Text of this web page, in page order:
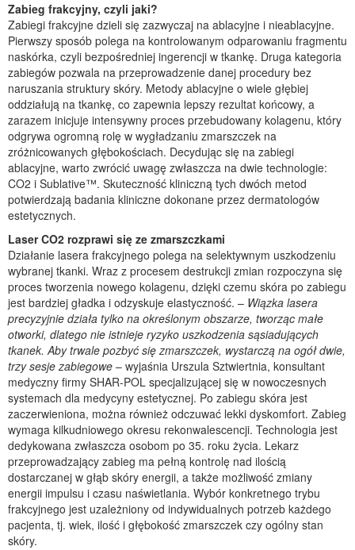
Zabieg frakcyjny, czyli jaki?
Zabiegi frakcyjne dzieli się zazwyczaj na ablacyjne i nieablacyjne.
Pierwszy sposób polega na kontrolowanym odparowaniu fragmentu
naskórka, czyli bezpośredniej ingerencji w tkankę. Druga kategoria
zabiegów pozwala na przeprowadzenie danej procedury bez
naruszania struktury skóry. Metody ablacyjne o wiele głębiej
oddziałują na tkankę, co zapewnia lepszy rezultat końcowy, a
zarazem inicjuje intensywny proces przebudowany kolagenu, który
odgrywa ogromną rolę w wygładzaniu zmarszczek na
zróżnicowanych głębokościach. Decydując się na zabiegi
ablacyjne, warto zwrócić uwagę zwłaszcza na dwie technologie:
CO2 i Sublative™. Skuteczność kliniczną tych dwóch metod
potwierdzają badania kliniczne dokonane przez dermatologów
estetycznych.
Laser CO2 rozprawi się ze zmarszczkami
Działanie lasera frakcyjnego polega na selektywnym uszkodzeniu
wybranej tkanki. Wraz z procesem destrukcji zmian rozpoczyna się
proces tworzenia nowego kolagenu, dzięki czemu skóra po zabiegu
jest bardziej gładka i odzyskuje elastyczność. – Wiązka lasera
precyzyjnie działa tylko na określonym obszarze, tworząc małe
otworki, dlatego nie istnieje ryzyko uszkodzenia sąsiadujących
tkanek. Aby trwale pozbyć się zmarszczek, wystarczą na ogół dwie,
trzy sesje zabiegowe – wyjaśnia Urszula Sztwiertnia, konsultant
medyczny firmy SHAR-POL specjalizującej się w nowoczesnych
systemach dla medycyny estetycznej. Po zabiegu skóra jest
zaczerwieniona, można również odczuwać lekki dyskomfort. Zabieg
wymaga kilkudniowego okresu rekonwalescencji. Technologia jest
dedykowana zwłaszcza osobom po 35. roku życia. Lekarz
przeprowadzający zabieg ma pełną kontrolę nad ilością
dostarczanej w głąb skóry energii, a także możliwość zmiany
energii impulsu i czasu naświetlania. Wybór konkretnego trybu
frakcyjnego jest uzależniony od indywidualnych potrzeb każdego
pacjenta, tj. wiek, ilość i głębokość zmarszczek czy ogólny stan
skóry.